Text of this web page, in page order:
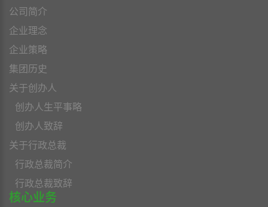
公司简介
企业理念
企业策略
集团历史
关于创办人
创办人生平事略
创办人致辞
关于行政总裁
行政总裁简介
行政总裁致辞
核心业务